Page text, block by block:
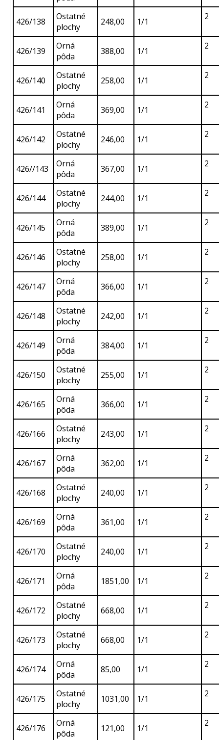
426/138
Ostatné
plochy
248,00 1/1 2
426/139
Orná
pôda
388,00 1/1 2
426/140
Ostatné
plochy
258,00 1/1 2
426/141
Orná
pôda
369,00 1/1 2
426/142
Ostatné
plochy
246,00 1/1 2
426//143
Orná
pôda
367,00 1/1 2
426/144
Ostatné
plochy
244,00 1/1 2
426/145
Orná
pôda
389,00 1/1 2
426/146
Ostatné
plochy
258,00 1/1 2
426/147
Orná
pôda
366,00 1/1 2
426/148
Ostatné
plochy
242,00 1/1 2
426/149
Orná
pôda
384,00 1/1 2
426/150
Ostatné
plochy
255,00 1/1 2
426/165
Orná
pôda
366,00 1/1 2
426/166
Ostatné
plochy
243,00 1/1 2
426/167
Orná
pôda
362,00 1/1 2
426/168
Ostatné
plochy
240,00 1/1 2
426/169
Orná
pôda
361,00 1/1 2
426/170
Ostatné
plochy
240,00 1/1 2
426/171
Orná
pôda
1851,00 1/1 2
426/172
Ostatné
plochy
668,00 1/1 2
426/173
Ostatné
plochy
668,00 1/1 2
426/174
Orná
pôda
85,00 1/1 2
426/175
Ostatné
plochy
1031,00 1/1 2
426/176
Orná
pôda
121,00 1/1 2